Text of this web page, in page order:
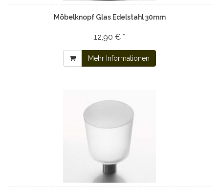
Möbelknopf Glas Edelstahl 30mm
12,90 € *
Mehr Informationen